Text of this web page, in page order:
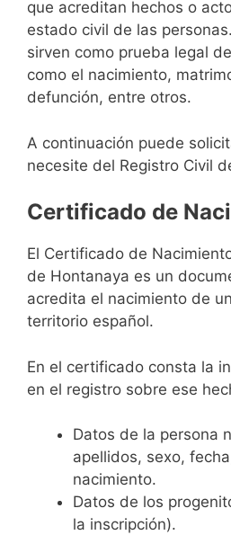
que acreditan hechos o
estado civil de las
sirven como prueba legal
como el nacimiento,
defunción, entre otros.
A continuación puede
necesite del Registro Civil
Certificado de
El Certificado de
de Hontanaya es un
acredita el nacimiento de
territorio español.
En el certificado consta la
en el registro sobre ese
Datos de la persona
apellidos, sexo,
nacimiento.
Datos de los
la inscripción).